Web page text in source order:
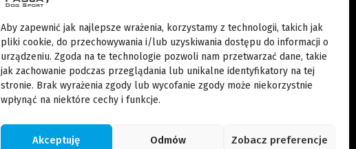
Aby zapewnić jak najlepsze wrażenia, korzystamy z technologii, takich jak
pliki cookie, do przechowywania i/lub uzyskiwania dostępu do informacji o
urządzeniu. Zgoda na te technologie pozwoli nam przetwarzać dane, takie
jak zachowanie podczas przeglądania lub unikalne identyfikatory na tej
stronie. Brak wyrażenia zgody lub wycofanie zgody może niekorzystnie
wpłynąć na niektóre cechy i funkcje.
Akceptuję Odmów Zobacz preferencje
Rybojedzko
kontakt@pasjadogsport.pl
509 416 652
509 416 852